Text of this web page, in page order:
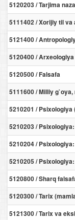
5120203 / Tarjima
5111402 / Xorijiy til
5121400 /
5120400 / Arxeologiya
5120500 / Falsafa
5111600 / Milliy
5210201 /
5210203 /
5210204 /
5210205 /
5120800 / Sharq
5120300 / Tarix
5121300 / Tarix va